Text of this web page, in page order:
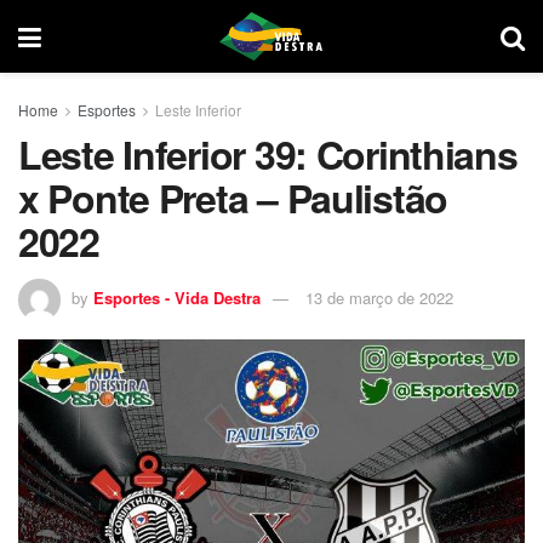
Home Esportes Leste Inferior
Leste Inferior 39: Corinthians
x Ponte Preta – Paulistão
2022
by Esportes - Vida Destra 13 de março de 2022